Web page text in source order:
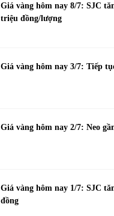
Giá vàng hôm nay 8/7: SJC
triệu đồng/lượng
Giá vàng hôm nay 3/7: Tiếp
Giá vàng hôm nay 2/7: Neo
Giá vàng hôm nay 1/7: SJC
đồng